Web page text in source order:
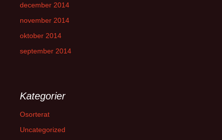
december 2014
november 2014
oktober 2014
september 2014
Kategorier
Osorterat
Uncategorized